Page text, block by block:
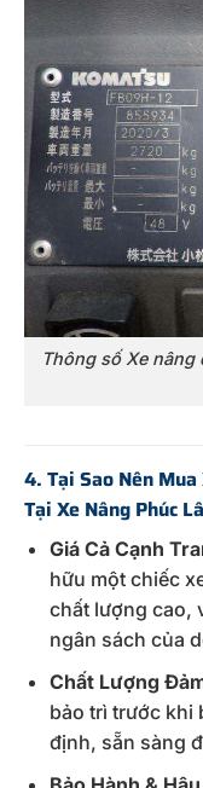
Thông số Xe nâng
4. Tại Sao Nên
Tại Xe Nâng Phúc
Giá Cả Cạnh
hữu một chiếc
chất lượng cao,
ngân sách của
Chất Lượng
bảo trì trước khi
định, sẵn sàng